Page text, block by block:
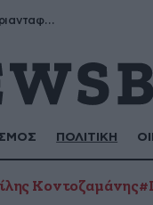
Μύρων, Τριαντάφυλλος, Τριανταφυλλιά, Φυλλιώ, Ρόζα
ΠΟΛΙΤΙΚΗ
Κοντοζαμάνης